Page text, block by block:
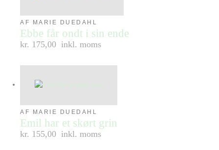
AF MARIE DUEDAHL
Ebbe får ondt i sin ende
kr. 175,00 inkl. moms
AF MARIE DUEDAHL
Emil har et skørt grin
kr. 155,00 inkl. moms